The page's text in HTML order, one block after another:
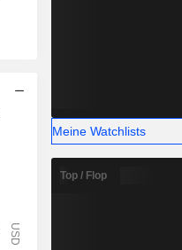
Meine Watchlists
Top / Flop